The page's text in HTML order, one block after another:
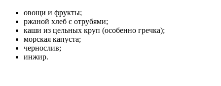
овощи и фрукты;
ржаной хлеб с отрубями;
каши из цельных круп (особенно гречка);
морская капуста;
чернослив;
инжир.